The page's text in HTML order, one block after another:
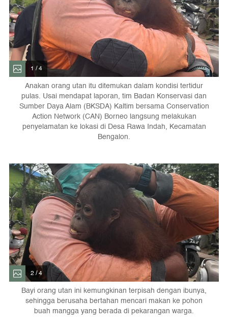
1 / 4
Anakan orang utan itu ditemukan dalam kondisi tertidur
pulas. Usai mendapat laporan, tim Badan Konservasi dan
Sumber Daya Alam (BKSDA) Kaltim bersama Conservation
Action Network (CAN) Borneo langsung melakukan
penyelamatan ke lokasi di Desa Rawa Indah, Kecamatan
Bengalon.
2 / 4
Bayi orang utan ini kemungkinan terpisah dengan ibunya,
sehingga berusaha bertahan mencari makan ke pohon
buah mangga yang berada di pekarangan warga.